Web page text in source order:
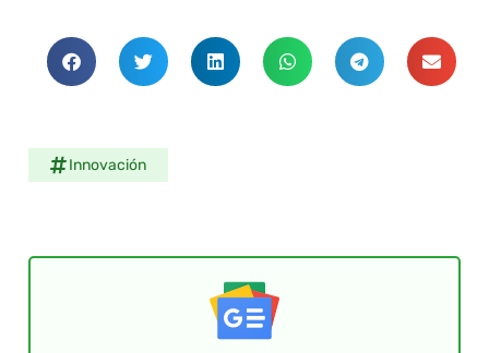
Innovación